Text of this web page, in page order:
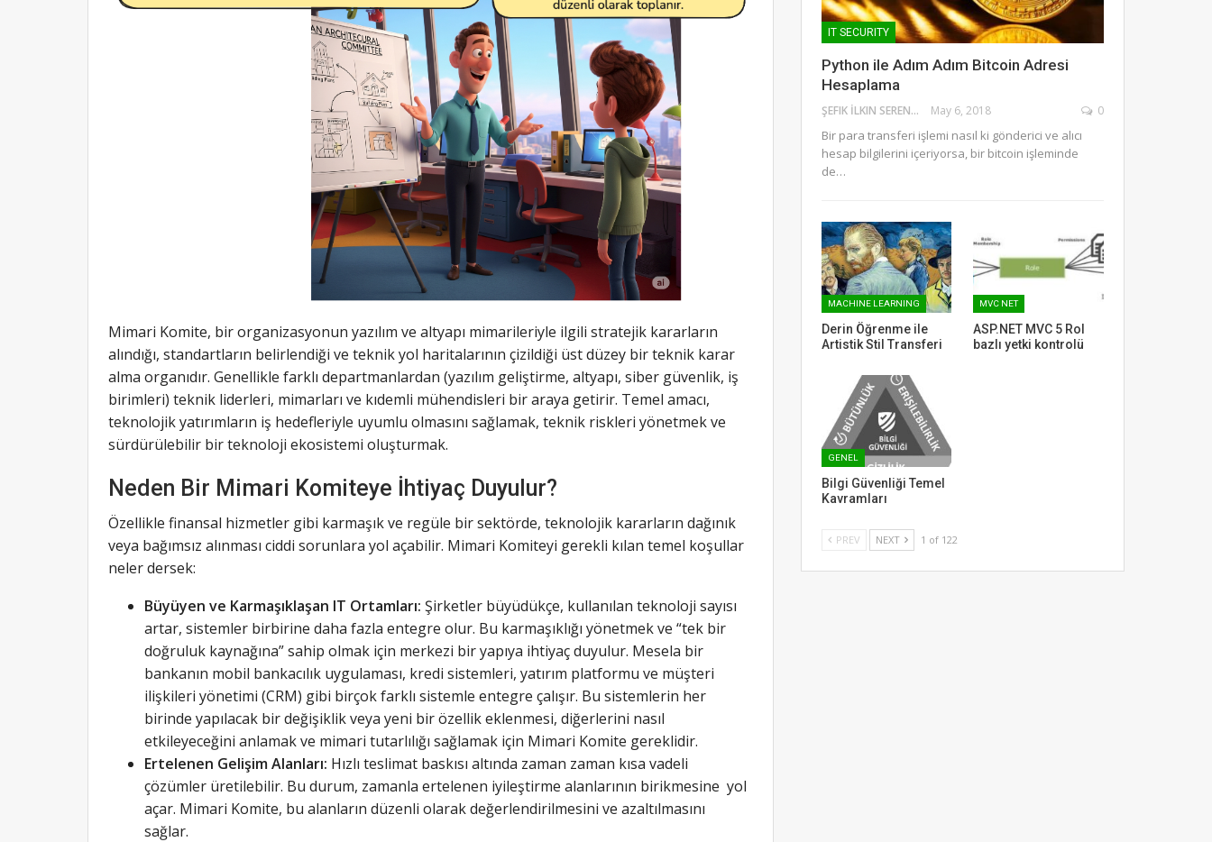
Mimari Komite, bir organizasyonun yazılım ve altyapı mimarileriyle ilgili stratejik kararların
alındığı, standartların belirlendiği ve teknik yol haritalarının çizildiği üst düzey bir teknik karar
alma organıdır. Genellikle farklı departmanlardan (yazılım geliştirme, altyapı, siber güvenlik, iş
birimleri) teknik liderleri, mimarları ve kıdemli mühendisleri bir araya getirir. Temel amacı,
teknolojik yatırımların iş hedefleriyle uyumlu olmasını sağlamak, teknik riskleri yönetmek ve
sürdürülebilir bir teknoloji ekosistemi oluşturmak.
Neden Bir Mimari Komiteye İhtiyaç Duyulur?
Özellikle finansal hizmetler gibi karmaşık ve regüle bir sektörde, teknolojik kararların dağınık
veya bağımsız alınması ciddi sorunlara yol açabilir. Mimari Komiteyi gerekli kılan temel koşullar
neler dersek:
Büyüyen ve Karmaşıklaşan IT Ortamları: Şirketler büyüdükçe, kullanılan teknoloji sayısı
artar, sistemler birbirine daha fazla entegre olur. Bu karmaşıklığı yönetmek ve “tek bir
doğruluk kaynağına” sahip olmak için merkezi bir yapıya ihtiyaç duyulur. Mesela bir
bankanın mobil bankacılık uygulaması, kredi sistemleri, yatırım platformu ve müşteri
ilişkileri yönetimi (CRM) gibi birçok farklı sistemle entegre çalışır. Bu sistemlerin her
birinde yapılacak bir değişiklik veya yeni bir özellik eklenmesi, diğerlerini nasıl
etkileyeceğini anlamak ve mimari tutarlılığı sağlamak için Mimari Komite gereklidir.
Ertelenen Gelişim Alanları: Hızlı teslimat baskısı altında zaman zaman kısa vadeli
çözümler üretilebilir. Bu durum, zamanla ertelenen iyileştirme alanlarının birikmesine yol
açar. Mimari Komite, bu alanların düzenli olarak değerlendirilmesini ve azaltılmasını
sağlar.
IT SECURITY
Python ile Adım Adım Bitcoin Adresi
Hesaplama
ŞEFIK İLKIN SERENGIL May 6, 2018 0
Bir para transferi işlemi nasıl ki gönderici ve alıcı
hesap bilgilerini içeriyorsa, bir bitcoin işleminde
de…
MACHINE LEARNING
Derin Öğrenme ile
Artistik Stil Transferi
MVC NET
ASP.NET MVC 5 Rol
bazlı yetki kontrolü
GENEL
Bilgi Güvenliği Temel
Kavramları
PREV NEXT 1 of 122